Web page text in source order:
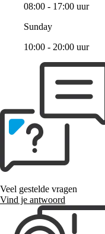
08:00 - 17:00 uur
Sunday
10:00 - 20:00 uur
Veel gestelde vragen
Vind je antwoord